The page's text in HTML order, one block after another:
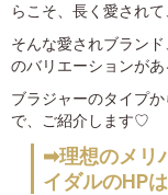
らこそ、長く愛され
そんな愛されブラン
のバリエーションが
ブラジャーのタイプ
で、ご紹介します♡
➡理想のメリ
イダルのHP